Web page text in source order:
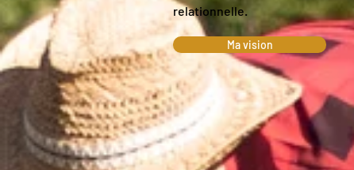
relationnelle.
Ma vision